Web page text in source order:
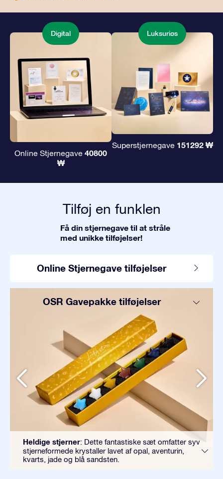
Digital
Online Stjernegave 40800
₩
Luksuriøs
Superstjernegave 151292 ₩
Tilføj en funklen
Få din stjernegave til at stråle
med unikke tilføjelser!
Online Stjernegave tilføjelser
OSR Gavepakke tilføjelser
Heldige stjerner: Dette fantastiske sæt omfatter syv
stjerneformede krystaller lavet af opal, aventurin,
kvarts, jade og blå sandsten.